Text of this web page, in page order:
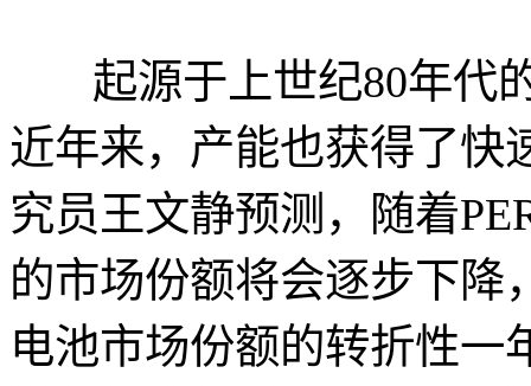
起源于上世纪80年代
近年来，产能也获得了快
究员王文静预测，随着
的市场份额将会逐步下降
电池市场份额的转折性一